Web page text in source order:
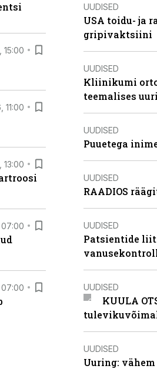
15:00
11:00
13:00
UUDISED
USA toidu- ja
gripivaktsiini
UUDISED
Kliinikumi
teemalises
UUDISED
Puuetega
UUDISED
RAADIOS
UUDISED
Patsientide
UUDISED
KUULA
UUDISED
Uuring: